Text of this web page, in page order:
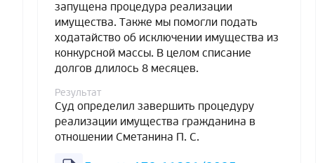
запущена процедура реализации
имущества. Также мы помогли подать
ходатайство об исключении имущества из
конкурсной массы. В целом списание
долгов длилось 8 месяцев.
Результат
Суд определил завершить процедуру
реализации имущества гражданина в
отношении Сметанина П. С.